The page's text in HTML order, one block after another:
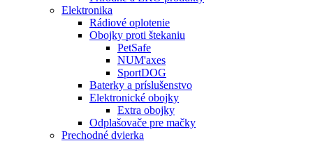
Elektronika
Rádiové oplotenie
Obojky proti štekaniu
PetSafe
NUM'axes
SportDOG
Baterky a príslušenstvo
Elektronické obojky
Extra obojky
Odplašovače pre mačky
Prechodné dvierka